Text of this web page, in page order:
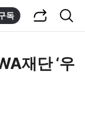
독
재단 ‘우